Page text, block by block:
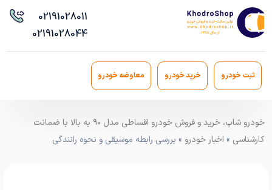
02191028011
02191028044
ثبت خودرو خرید خودرو معاوضه خودرو
خودرو شاپ، خرید و فروش خودرو اقساطی مدل ۹۰ به بالا با ضمانت
کارشناسی » اخبار خودرو » بررسی رابطه موسیقی و نحوه رانندگی